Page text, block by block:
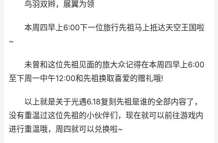
鸟羽双辫，展翼为领
本周四早上6:00下一位旅行先祖马上抵达天空王国啦
~
未曾和这位先祖见面的旅大众记得在本周四早上6:00
至下周一中午12:00和先祖换取喜爱的赠礼哦!
以上就是关于光遇6.18复刻先祖是谁的全部内容了，
没有重温过这位先祖的小伙伴们，现在就可以前往游戏内
进行重温哦，周四就可以兑换啦~